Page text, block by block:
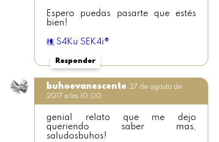
Espero puedas pasarte que estés
bien!
穛 S4Ku SEK4i®
Responder
buhoevanescente 27 de agosto de
2017 a las 10:00
genial relato que me dejo
queriendo saber mas,
saludosbuhos!